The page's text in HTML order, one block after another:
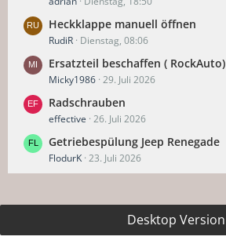
Heckklappe manuell öffnen
RudiR Dienstag, 08:06
Ersatzteil beschaffen ( RockAuto)
Micky1986 29. Juli 2026
Radschrauben
effective 26. Juli 2026
Getriebespülung Jeep Renegade
FlodurK 23. Juli 2026
Desktop Version